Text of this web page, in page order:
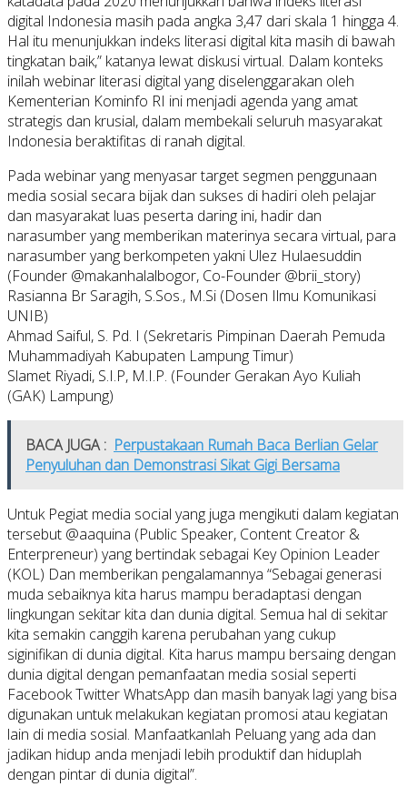
digital Indonesia masih pada angka 3,47 dari skala 1 hingga 4.
Hal itu menunjukkan indeks literasi digital kita masih di bawah
tingkatan baik,” katanya lewat diskusi virtual. Dalam konteks
inilah webinar literasi digital yang diselenggarakan oleh
Kementerian Kominfo RI ini menjadi agenda yang amat
strategis dan krusial, dalam membekali seluruh masyarakat
Indonesia beraktifitas di ranah digital.
Pada webinar yang menyasar target segmen penggunaan
media sosial secara bijak dan sukses di hadiri oleh pelajar
dan masyarakat luas peserta daring ini, hadir dan
narasumber yang memberikan materinya secara virtual, para
narasumber yang berkompeten yakni Ulez Hulaesuddin
(Founder @makanhalalbogor, Co-Founder @brii_story)
Rasianna Br Saragih, S.Sos., M.Si (Dosen Ilmu Komunikasi
UNIB)
Ahmad Saiful, S. Pd. I (Sekretaris Pimpinan Daerah Pemuda
Muhammadiyah Kabupaten Lampung Timur)
Slamet Riyadi, S.I.P, M.I.P. (Founder Gerakan Ayo Kuliah
(GAK) Lampung)
BACA JUGA : Perpustakaan Rumah Baca Berlian Gelar
Penyuluhan dan Demonstrasi Sikat Gigi Bersama
Untuk Pegiat media social yang juga mengikuti dalam kegiatan
tersebut @aaquina (Public Speaker, Content Creator &
Enterpreneur) yang bertindak sebagai Key Opinion Leader
(KOL) Dan memberikan pengalamannya “Sebagai generasi
muda sebaiknya kita harus mampu beradaptasi dengan
lingkungan sekitar kita dan dunia digital. Semua hal di sekitar
kita semakin canggih karena perubahan yang cukup
siginifikan di dunia digital. Kita harus mampu bersaing dengan
dunia digital dengan pemanfaatan media sosial seperti
Facebook Twitter WhatsApp dan masih banyak lagi yang bisa
digunakan untuk melakukan kegiatan promosi atau kegiatan
lain di media sosial. Manfaatkanlah Peluang yang ada dan
jadikan hidup anda menjadi lebih produktif dan hiduplah
dengan pintar di dunia digital”.